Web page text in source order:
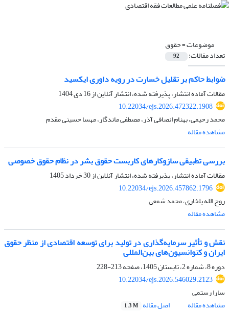
موضوعات =حقوق
تعداد مقالات: 92
ضوابط حاکم بر تقلیل خسارت در رویه داوری ایکسید
مقالات آماده انتشار، پذیرفته شده، انتشار آنلاین از16 دی 1404
10.22034/ejs.2026.472322.1908
محمد رحیمی، بهنام انصافی آذر، مصطفی ماندگار، مهسا حسینی مقدم
مشاهده مقاله
بررسی تطبیقی سازوکارهای کاربست حقوق بشر در نظام حقوق خصوصی
مقالات آماده انتشار، پذیرفته شده، انتشار آنلاین از30 خرداد 1405
10.22034/ejs.2026.457862.1796
روح الله بلخاری، محمد شمعی
مشاهده مقاله
نقش و تأثیر سرمایه‌گذاری در تولید برای توسعه اقتصادی از منظر حقوق
ایران و کنوانسیون‌های بین‌المللی
دوره 8، شماره 2، تابستان 1405، صفحه
213-228
10.22034/ejs.2026.546029.2123
سارا رستمی
مشاهده مقاله
اصل مقاله 1.3 M